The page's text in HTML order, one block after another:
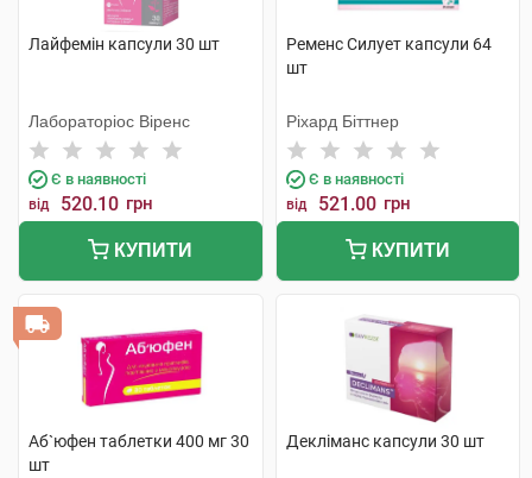
Лайфемін капсули 30 шт
Лабораторіос Віренс
Є в наявності
від 520.10 грн
КУПИТИ
Ременс Силует капсули 64
шт
Ріхард Біттнер
Є в наявності
від 521.00 грн
КУПИТИ
Аб`юфен таблетки 400 мг 30
шт
Декліманс капсули 30 шт